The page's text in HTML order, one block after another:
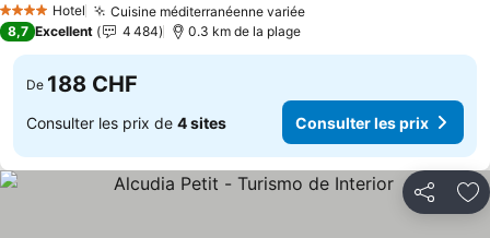
4 Étoiles Hotel Cuisine méditerranéenne variée
8,7 Excellent 4 484 0.3 km de la plage
De 188 CHF
Consulter les prix de 4 sites Consulter les prix
Partager